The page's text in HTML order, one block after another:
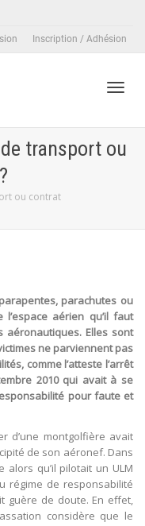
Inscription / Adhésion
transport ou
ou contrat
parachutes ou
l’espace aérien qu’il faut
aéronautiques. Elles sont
ne parviennent pas
comme l’atteste l’arrêt
2010 qui avait à se
pour faute et
d’une montgolfière avait
de son aéronef. Dans
qu’il pilotait un ULM
régime de responsabilité
guère de doute. En effet,
considère que le